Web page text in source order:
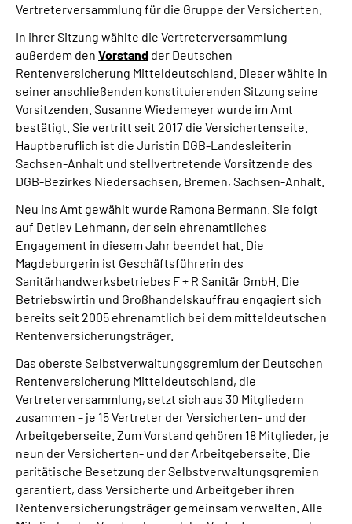
Vertreterversammlung für die Gruppe der Versicherten.
In ihrer Sitzung wählte die Vertreterversammlung
außerdem den Vorstand der Deutschen
Rentenversicherung Mitteldeutschland. Dieser wählte in
seiner anschließenden konstituierenden Sitzung seine
Vorsitzenden. Susanne Wiedemeyer wurde im Amt
bestätigt. Sie vertritt seit 2017 die Versichertenseite.
Hauptberuflich ist die Juristin DGB-Landesleiterin
Sachsen-Anhalt und stellvertretende Vorsitzende des
DGB-Bezirkes Niedersachsen, Bremen, Sachsen-Anhalt.
Neu ins Amt gewählt wurde Ramona Bermann. Sie folgt
auf Detlev Lehmann, der sein ehrenamtliches
Engagement in diesem Jahr beendet hat. Die
Magdeburgerin ist Geschäftsführerin des
Sanitärhandwerksbetriebes F + R Sanitär GmbH. Die
Betriebswirtin und Großhandelskauffrau engagiert sich
bereits seit 2005 ehrenamtlich bei dem mitteldeutschen
Rentenversicherungsträger.
Das oberste Selbstverwaltungsgremium der Deutschen
Rentenversicherung Mitteldeutschland, die
Vertreterversammlung, setzt sich aus 30 Mitgliedern
zusammen – je 15 Vertreter der Versicherten- und der
Arbeitgeberseite. Zum Vorstand gehören 18 Mitglieder, je
neun der Versicherten- und der Arbeitgeberseite. Die
paritätische Besetzung der Selbstverwaltungsgremien
garantiert, dass Versicherte und Arbeitgeber ihren
Rentenversicherungsträger gemeinsam verwalten. Alle